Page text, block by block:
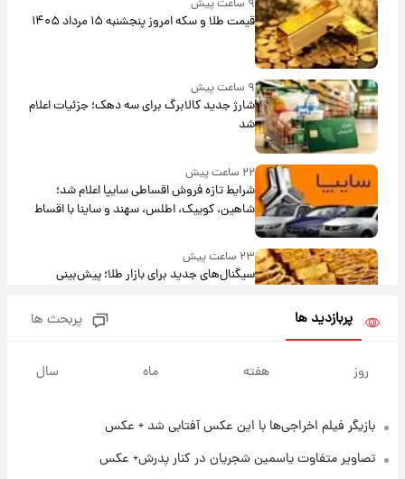
۹ ساعت پیش
قیمت طلا و سکه امروز پنجشنبه ۱۵ مرداد ۱۴۰۵
۹ ساعت پیش
شارژ جدید کالابرگ برای سه دهک؛ جزئیات اعلام
شد
۲۲ ساعت پیش
شرایط تازه فروش اقساطی سایپا اعلام شد؛
شاهین، کوییک، اطلس، سهند و ساینا با اقساط
بلندمدت + جدول
۲۳ ساعت پیش
سیگنال‌های جدید برای بازار طلا؛ پیش‌بینی
۱۶ ساعت پیش
پربازدید ها پربحث ها
روز هفته ماه سال
بازیگر فیلم اخراجی‌ها با این عکس آفتابی شد + عکس
تصاویر متفاوت یاسمین شجریان در کنار پدرش+ عکس